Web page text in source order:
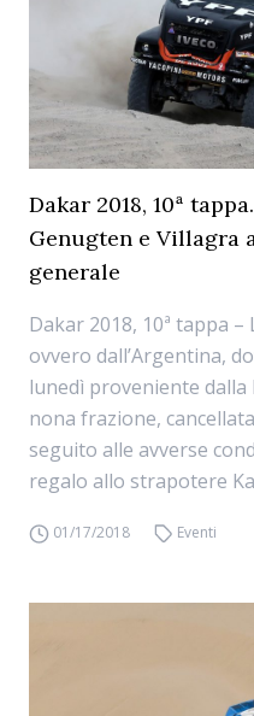
Dakar 2018, 10ª
Genugten e Villagra
generale
Dakar 2018, 10ª tappa
ovvero dall’Argentina,
lunedì proveniente dalla
nona frazione,
seguito alle avverse
regalo allo strapotere
01/17/2018 Eventi